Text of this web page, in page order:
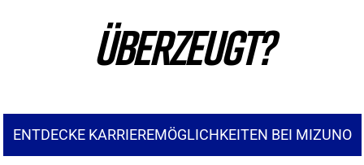
ÜBERZEUGT?
ENTDECKE KARRIEREMÖGLICHKEITEN BEI MIZUNO